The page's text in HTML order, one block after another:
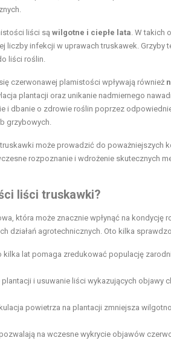
liści są wilgotne i ciepłe lata . W takich
infekcji w uprawach truskawek. Grzyby
liści roślin.
czerwonawej plamistości wpływają również
plantacji oraz unikanie nadmiernego
i dbanie o zdrowie roślin poprzez
grzybowych.
może prowadzić do poważniejszych
rozpoznanie i wdrożenie skutecznych
liści truskawki?
która może znacznie wpłynąć na kondycję
działań agrotechnicznych. Oto kilka
kilka lat pomaga zredukować populację
i usuwanie liści wykazujących objawy
powietrza na plantacji zmniejsza
na wczesne wykrycie objawów